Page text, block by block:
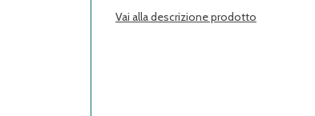
Vai alla descrizione prodotto